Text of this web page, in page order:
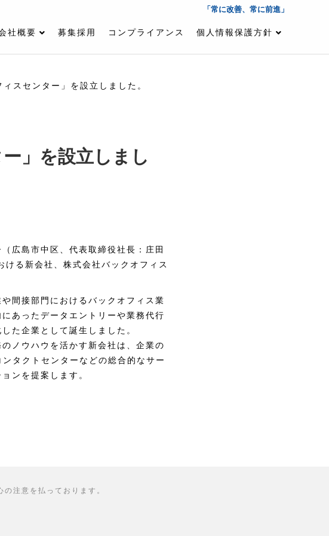
「常に改善、常に前進」
社概要 募集採用 コンプライアンス 個人情報保護方針
スセンター」を設立しました。
」を設立しまし
広島市中区、代表取締役社長：庄田
る新会社、株式会社バックオフィス
間接部門におけるバックオフィス業
あったデータエントリーや業務代行
た企業として誕生しました。
ノウハウを活かす新会社は、企業の
タクトセンターなどの総合的なサー
ンを提案します。
注意を払っております。